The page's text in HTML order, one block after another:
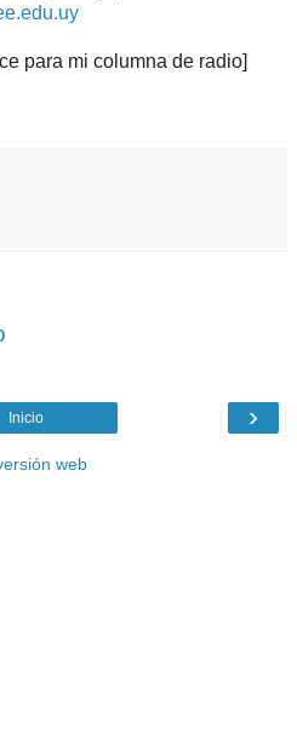
para mi columna de radio]
›
Inicio
web